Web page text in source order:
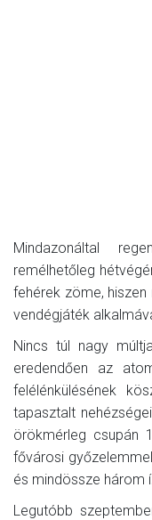
Mindazonáltal
remélhetőleg
fehérek zöme, hiszen
vendégjáték
Nincs túl nagy
eredendően az
felélénkülésének
tapasztalt
örökmérleg csupán
fővárosi
és mindössze három
Legutóbb